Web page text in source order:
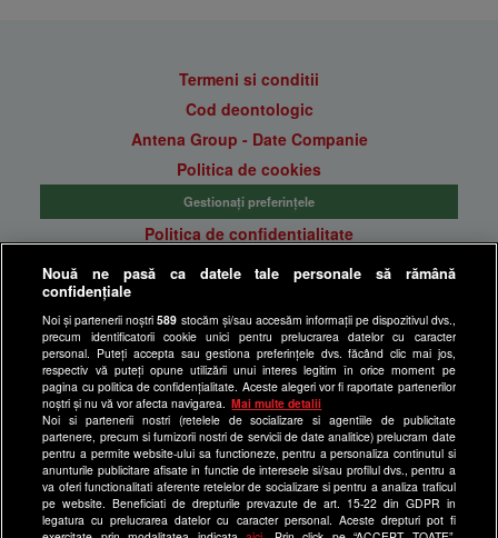
Termeni si conditii
Cod deontologic
Antena Group - Date Companie
Politica de cookies
Gestionați preferințele
Politica de confidentialitate
Anunturi gratuite pe Lajumate.ro
Program Happy Channel
Echipa editorială
Site-uri Antena Group
a1.ro
antenastars.ro
as.ro
catine.ro
Nouă ne pasă ca datele tale personale să rămână
confidențiale
Noi și partenerii noștri589 stocăm și/sau accesăm informații pe dispozitivul dvs.,
precum identificatorii cookie unici pentru prelucrarea datelor cu caracter
personal. Puteți accepta sau gestiona preferințele dvs. făcând clic mai jos,
respectiv vă puteți opune utilizării unui interes legitim în orice moment pe
pagina cu politica de confidențialitate. Aceste alegeri vor fi raportate partenerilor
noștri și nu vă vor afecta navigarea.
Mai multe detalii
Noi si partenerii nostri (retelele de socializare si agentiile de publicitate
partenere, precum si furnizorii nostri de servicii de date analitice) prelucram date
pentru a permite website-ului sa functioneze, pentru a personaliza continutul si
anunturile publicitare afisate in functie de interesele si/sau profilul dvs., pentru a
va oferi functionalitati aferente retelelor de socializare si pentru a analiza traficul
pe website. Beneficiati de drepturile prevazute de art. 15-22 din GDPR in
legatura cu prelucrarea datelor cu caracter personal. Aceste drepturi pot fi